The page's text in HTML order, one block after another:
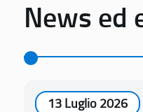
News ed
13 Luglio 2026